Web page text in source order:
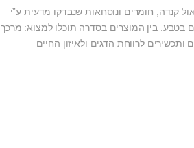
קנדה, חומרים ונוסחאות שנבדקו מדעית ע”י
בטבע. בין המוצרים בסדרה תוכלו למצוא: מרכך
לרווחת הדגים ולאיזון החיים